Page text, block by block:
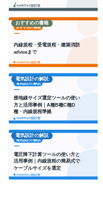
おすすめの書籍
電気設計の解説
電気設計の解説